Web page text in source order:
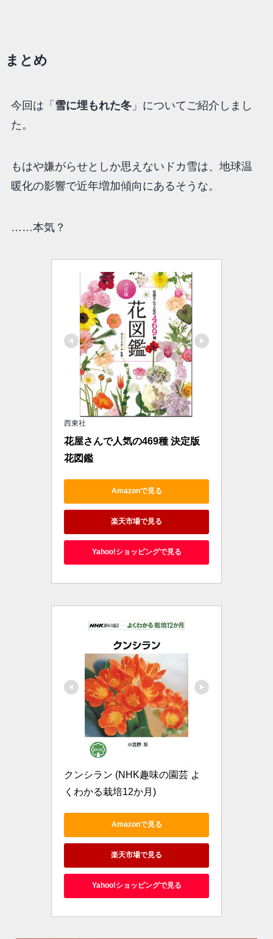
まとめ
今回は「 雪に埋もれた冬」についてご紹介しまし
た。
もはや嫌がらせとしか思えないドカ雪は、地球温
暖化の影響で近年増加傾向にあるそうな。
……本気？
西東社
花屋さんで人気の469種 決定版
花図鑑
Amazonで見る
楽天市場で見る
Yahoo!ショッピングで見る
クンシラン (NHK趣味の園芸 よ
くわかる栽培12か月)
Amazonで見る
楽天市場で見る
Yahoo!ショッピングで見る